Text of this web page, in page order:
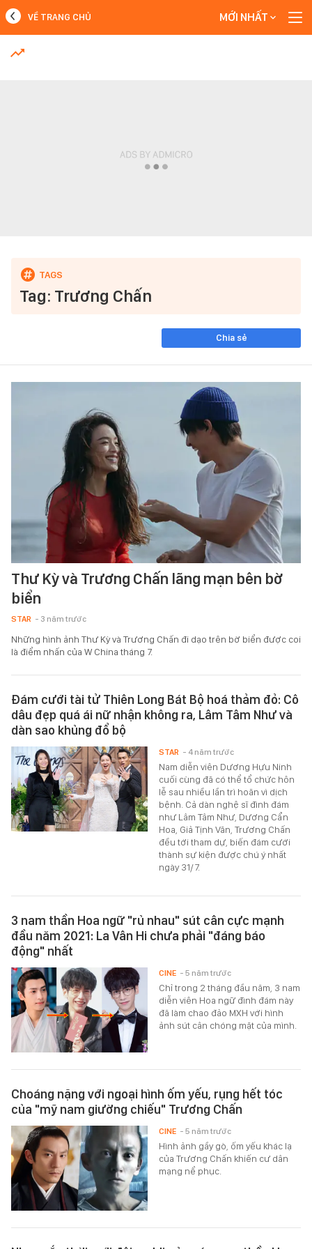
MỚI NHẤT
VỀ TRANG CHỦ MỚI NHẤT
Tag: Trương Chấn
Chia sẻ
Thư Kỳ và Trương Chấn lãng mạn bên bờ
biển
STAR - 3 năm trước
Những hình ảnh Thư Kỳ và Trương Chấn đi dạo trên bờ biển được coi
là điểm nhấn của W China tháng 7.
Đám cưới tài tử Thiên Long Bát Bộ hoá thảm đỏ: Cô
dâu đẹp quá ái nữ nhận không ra, Lâm Tâm Như và
dàn sao khủng đổ bộ
Nam diễn viên Dương Hựu Ninh
cuối cùng đã có thể tổ chức hôn
lễ sau nhiều lần trì hoãn vì dịch
bệnh. Cả dàn nghệ sĩ đình đám
như Lâm Tâm Như, Dương Cẩn
Hoa, Giả Tịnh Văn, Trương Chấn
đều tới tham dự, biến đám cưới
thành sự kiện được chú ý nhất
ngày 31/7.
STAR - 4 năm trước
3 nam thần Hoa ngữ "rủ nhau" sút cân cực mạnh
đầu năm 2021: La Vân Hi chưa phải "đáng báo
động" nhất
Chỉ trong 2 tháng đầu năm, 3 nam
diễn viên Hoa ngữ đình đám này
đã làm chao đảo MXH với hình
ảnh sút cân chóng mặt của mình.
CINE - 5 năm trước
Choáng nặng với ngoại hình ốm yếu, rụng hết tóc
của "mỹ nam giường chiếu" Trương Chấn
Hình ảnh gầy gò, ốm yếu khác lạ
của Trương Chấn khiến cư dân
mạng nể phục.
CINE - 5 năm trước